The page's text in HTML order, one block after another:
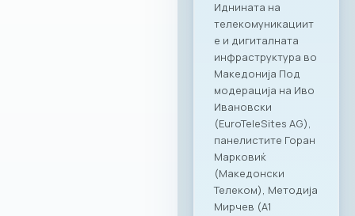
специјална
програма со
ексклузивни
бенефити која ќе
биде достапна во
сите наши локации
– PARK by Ragusa,
RAGUSA 360, Ragusa
919 и Kinder PARK.
Нашата цел е да
понудиме врвно
искуство и
поддршка како за